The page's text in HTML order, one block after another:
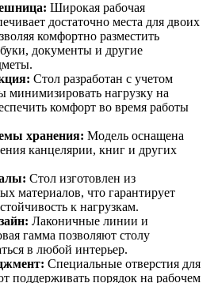
Широкая рабочая
достаточно места для двоих
комфортно разместить
документы и другие
Стол разработан с учетом
минимизировать нагрузку на
комфорт во время работы
хранения: Модель оснащена
канцелярии, книг и других
Стол изготовлен из
материалов, что гарантирует
к нагрузкам.
Лаконичные линии и
гамма позволяют столу
в любой интерьер.
Специальные отверстия для
поддерживать порядок на рабочем